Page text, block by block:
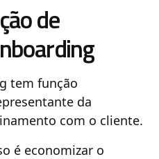
de
tem função
da
com o cliente.
é economizar o